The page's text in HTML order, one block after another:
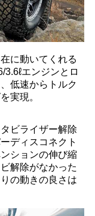
に動いてくれる
エンジンとロ
低速からトルク
実現。
ビライザー解除
ディスコネクト
ションの伸び縮
解除がなかった
の動きの良さは